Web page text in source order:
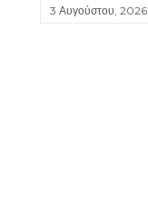
3 Αυγούστου, 2026